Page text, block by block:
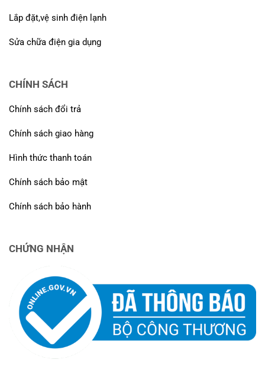
Lắp đặt,vệ sinh điện lạnh
Sửa chữa điện gia dụng
CHÍNH SÁCH
Chính sách đổi trả
Chính sách giao hàng
Hình thức thanh toán
Chính sách bảo mật
Chính sách bảo hành
CHỨNG NHẬN